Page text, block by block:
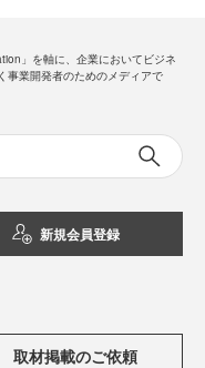
」を軸に、企業においてビジネ
事業開発者のためのメディアで
新規会員登録
取材掲載のご依頼